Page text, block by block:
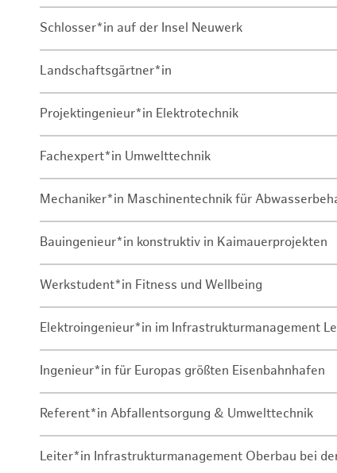
Schlosser*in auf der Insel Neuwerk
Landschaftsgärtner*in
Projektingenieur*in Elektrotechnik
Fachexpert*in Umwelttechnik
Mechaniker*in Maschinentechnik für
Bauingenieur*in konstruktiv in Kaimauerprojekten
Werkstudent*in Fitness und Wellbeing
Elektroingenieur*in im Infrastrukturmanagement
Ingenieur*in für Europas größten Eisenbahnhafen
Referent*in Abfallentsorgung & Umwelttechnik
Leiter*in Infrastrukturmanagement Oberbau bei